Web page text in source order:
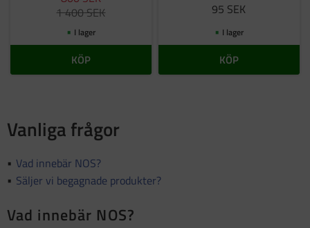
1 400SEK
I lager
KÖP
95 SEK
I lager
KÖP
Vanliga frågor
Vad innebär NOS?
Säljer vi begagnade produkter?
Vad innebär NOS?